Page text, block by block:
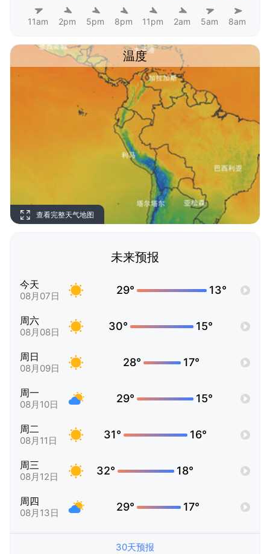
11am 2pm 5pm 8pm 11pm 2am 5am 8am
温度
查看完整天气地图
未来预报
今天
08月07日 29° 13°
周六
08月08日 30° 15°
周日
08月09日 28° 17°
周一
08月10日 29° 15°
周二
08月11日 31° 16°
周三
08月12日 32° 18°
周四
08月13日 29° 17°
30天预报